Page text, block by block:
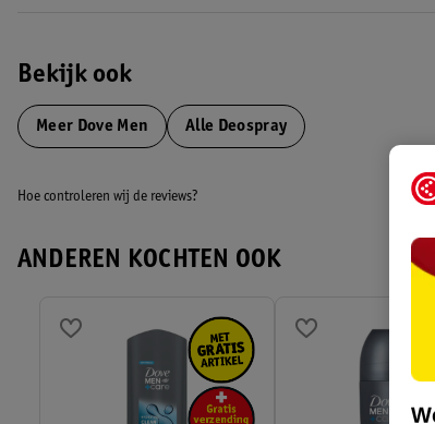
Klaar voor dat langdurige frisse gevoel? Schud de spuitbus
centimeter van je oksels. Spuit twee tot drie keer onder je
Dove Men+Care hanteert een andere definitie van kracht: een
Men+Care gelooft dat verzorging een man sterker maakt.
mensen die belangrijk zijn, inclusief jezelf. Of je nu op zoek
droog gevoel geeft of naar een douchegel om je huid te
ontworpen om je huid te beschermen en te verzorgen.
EAN code:8720181284274,8720181340581
Bekijk ook
Meer Dove Men Alle Deospray
Hoe controleren wij de reviews?
ANDEREN KOCHTEN OOK